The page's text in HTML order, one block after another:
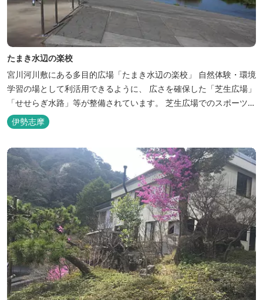
たまき水辺の楽校
宮川河川敷にある多目的広場「たまき水辺の楽校」 自然体験・環境
学習の場として利活用できるように、 広さを確保した「芝生広場」
「せせらぎ水路」等が整備されています。 芝生広場でのスポーツや
バーベキューはもちろん、 車での乗り入れも可能なため、オートキ
ャンプなどもお楽しみいただけます！ 火災防止のため、バーベキュ
ー･焚火等をする際は、 直火にならないように焚火台･コンロ等を
使...
伊勢志摩